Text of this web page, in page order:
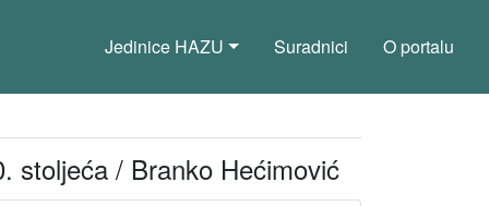
Jedinice HAZU Suradnici O portalu
stoljeća / Branko Hećimović